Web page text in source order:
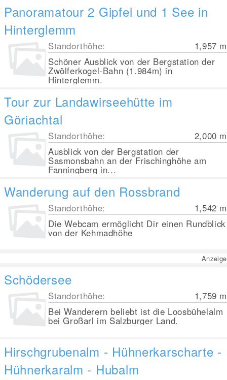
Panoramatour 2 Gipfel und 1 See in
Hinterglemm
Standorthöhe: 1,957 m
Schöner Ausblick von der Bergstation der
Zwölferkogel-Bahn (1.984m) in
Hinterglemm.
Tour zur Landawirseehütte im
Göriachtal
Standorthöhe: 2,000 m
Ausblick von der Bergstation der
Sasmonsbahn an der Frischinghöhe am
Fanningberg in...
Wanderung auf den Rossbrand
Standorthöhe: 1,542 m
Die Webcam ermöglicht Dir einen Rundblick
von der Kehmadhöhe
Anzeige
Schödersee
Standorthöhe: 1,759 m
Bei Wanderern beliebt ist die Loosbühelalm
bei Großarl im Salzburger Land.
Hirschgrubenalm - Hühnerkarscharte -
Hühnerkaralm - Hubalm